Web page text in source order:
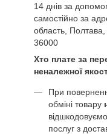
14 днів за
самостійно за
область,
36000
Хто плате за
неналежної
При
обміні товару
послуг з